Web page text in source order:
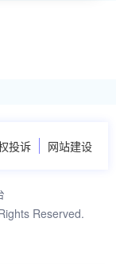
投诉 网站建设
Reserved.